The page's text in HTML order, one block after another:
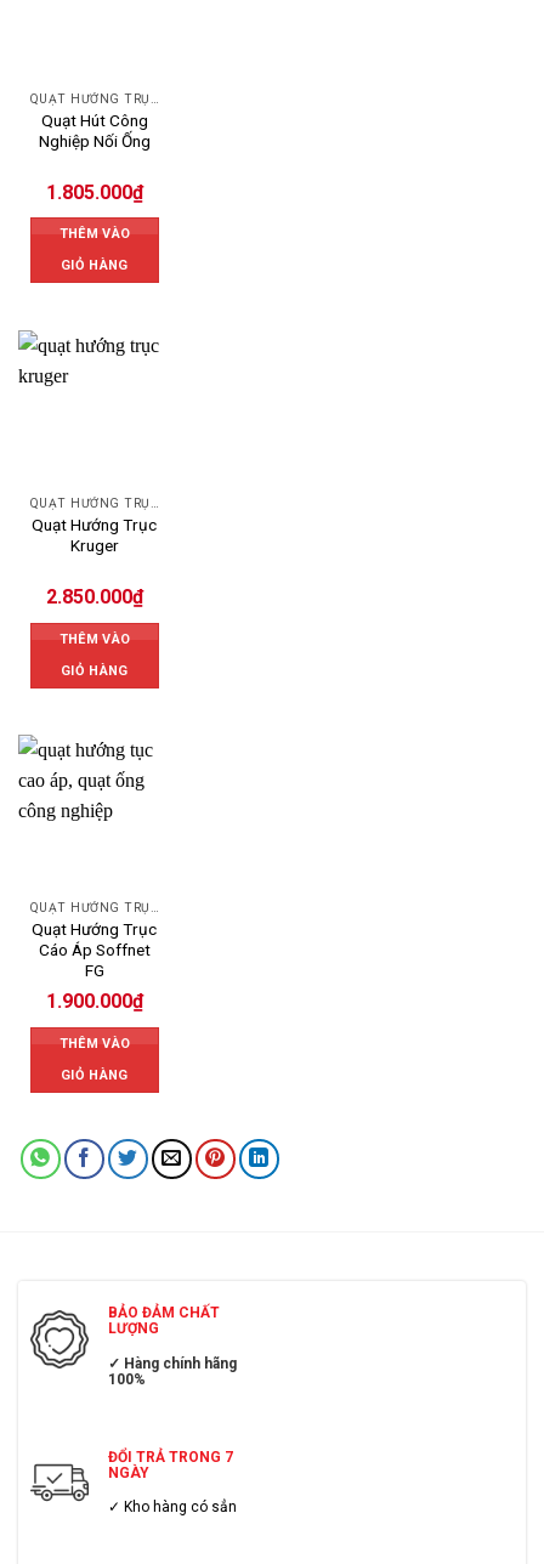
Quạt Hút Công
Nghiệp Nối Ống
1.805.000₫
THÊM VÀO
GIỎ HÀNG
Quạt Hướng Trục
Kruger
2.850.000₫
THÊM VÀO
GIỎ HÀNG
Quạt Hướng Trục
Cáo Áp Soffnet
FG
1.900.000₫
THÊM VÀO
GIỎ HÀNG
BẢO ĐẢM CHẤT
LƯỢNG
✓ Hàng chính hãng
100%
ĐỔI TRẢ TRONG 7
NGÀY
✓ Kho hàng có sẳn